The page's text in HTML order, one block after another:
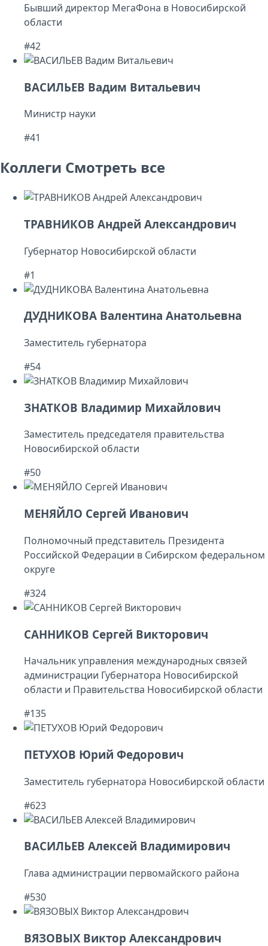
Бывший директор МегаФона в Новосибирской
области
#42
ВАСИЛЬЕВ Вадим Витальевич
Министр науки
#41
Коллеги Смотреть все
ТРАВНИКОВ Андрей Александрович
Губернатор Новосибирской области
#1
ДУДНИКОВА Валентина Анатольевна
Заместитель губернатора
#54
ЗНАТКОВ Владимир Михайлович
Заместитель председателя правительства
Новосибирской области
#50
МЕНЯЙЛО Сергей Иванович
Полномочный представитель Президента
Российской Федерации в Сибирском федеральном
округе
#324
САННИКОВ Сергей Викторович
Начальник управления международных связей
администрации Губернатора Новосибирской
области и Правительства Новосибирской области
#135
ПЕТУХОВ Юрий Федорович
Заместитель губернатора Новосибирской области
#623
ВАСИЛЬЕВ Алексей Владимирович
Глава администрации первомайского района
#530
ВЯЗОВЫХ Виктор Александрович